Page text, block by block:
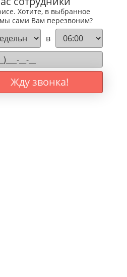
Хотите, в выбранное
сами Вам перезвоним?
в
Жду звонка!